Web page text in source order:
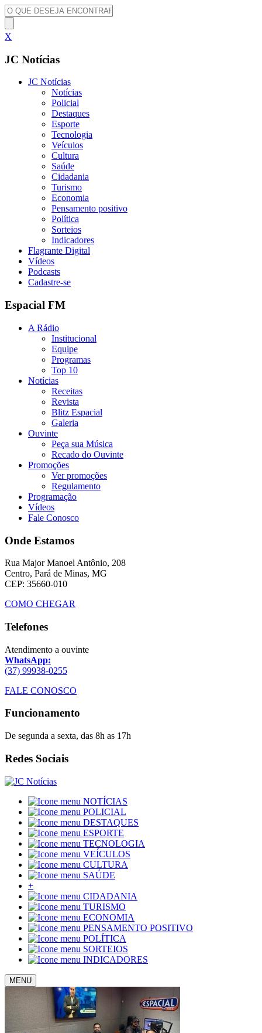
X
JC Notícias
JC Notícias
Notícias
Policial
Destaques
Esporte
Tecnologia
Veículos
Cultura
Saúde
Cidadania
Turismo
Economia
Pensamento positivo
Política
Sorteios
Indicadores
Flagrante Digital
Vídeos
Podcasts
Cadastre-se
Espacial FM
A Rádio
Institucional
Equipe
Programas
Top 10
Notícias
Receitas
Revista
Blitz Espacial
Galeria
Ouvinte
Peça sua Música
Recado do Ouvinte
Promoções
Ver promoções
Regulamento
Programação
Vídeos
Fale Conosco
Onde Estamos
Rua Major Manoel Antônio, 208
Centro, Pará de Minas, MG
CEP: 35660-010
COMO CHEGAR
Telefones
Atendimento a ouvinte
WhatsApp:
(37) 99938-0255
FALE CONOSCO
Funcionamento
De segunda a sexta, das 8h as 17h
Redes Sociais
NOTÍCIAS
POLICIAL
DESTAQUES
ESPORTE
TECNOLOGIA
VEÍCULOS
CULTURA
SAÚDE
+
CIDADANIA
TURISMO
ECONOMIA
PENSAMENTO POSITIVO
POLÍTICA
SORTEIOS
INDICADORES
MENU